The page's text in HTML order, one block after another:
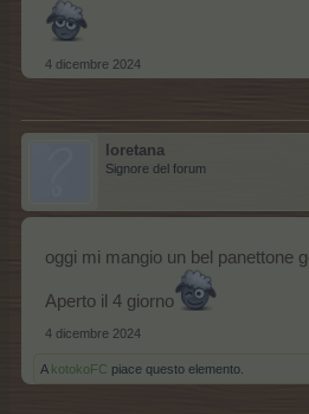
4 dicembre 2024
loretana
Signore del forum
oggi mi mangio un bel panettone
Aperto il 4 giorno
4 dicembre 2024
A kotokoFC piace questo elemento.